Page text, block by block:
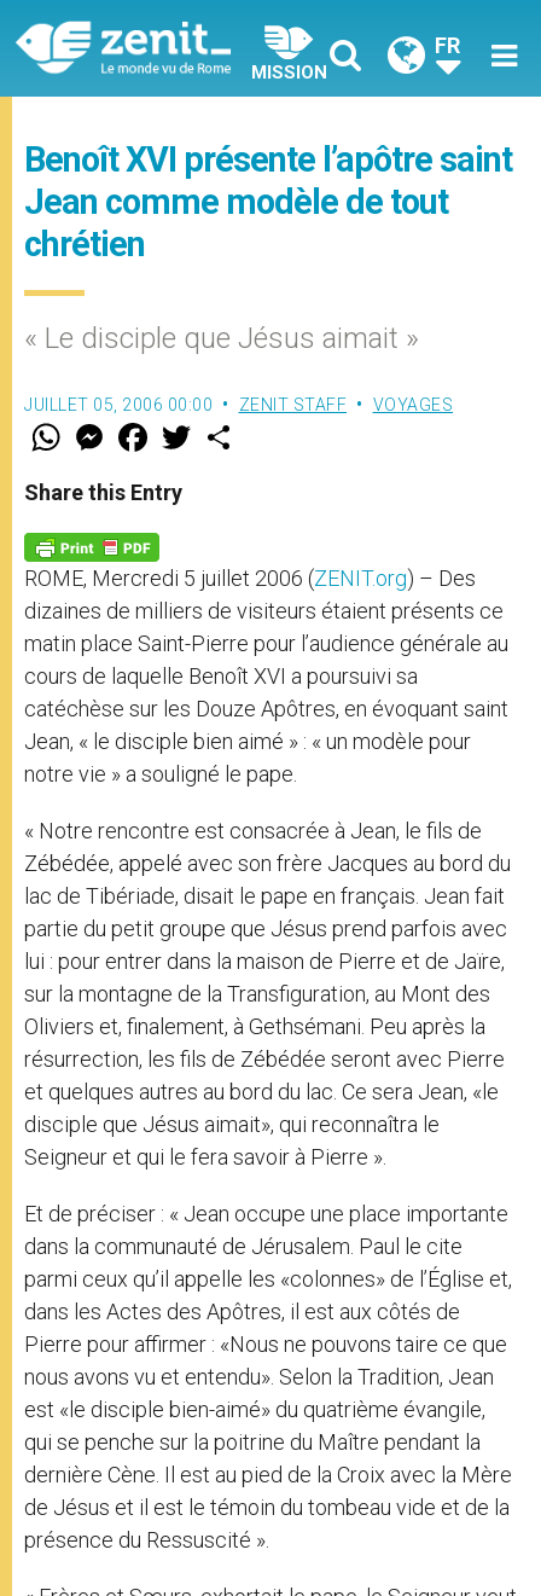
MISSION
FR
Benoît XVI présente l’apôtre saint
Jean comme modèle de tout
chrétien
« Le disciple que Jésus aimait »
JUILLET 05, 2006 00:00 ZENIT STAFF VOYAGES
W
t
s
p
p
M
e
s
e
g
e
r
F
a
e
b
o
k
w
Share this Entry
ROME, Mercredi 5 juillet 2006 (ZENIT.org) – Des
dizaines de milliers de visiteurs étaient présents ce
matin place Saint-Pierre pour l’audience générale au
cours de laquelle Benoît XVI a poursuivi sa
catéchèse sur les Douze Apôtres, en évoquant saint
Jean, « le disciple bien aimé » : « un modèle pour
notre vie » a souligné le pape.
« Notre rencontre est consacrée à Jean, le fils de
Zébédée, appelé avec son frère Jacques au bord du
lac de Tibériade, disait le pape en français. Jean fait
partie du petit groupe que Jésus prend parfois avec
lui : pour entrer dans la maison de Pierre et de Jaïre,
sur la montagne de la Transfiguration, au Mont des
Oliviers et, finalement, à Gethsémani. Peu après la
résurrection, les fils de Zébédée seront avec Pierre
et quelques autres au bord du lac. Ce sera Jean, «le
disciple que Jésus aimait», qui reconnaîtra le
Seigneur et qui le fera savoir à Pierre ».
Et de préciser : « Jean occupe une place importante
dans la communauté de Jérusalem. Paul le cite
parmi ceux qu’il appelle les «colonnes» de l’Église et,
dans les Actes des Apôtres, il est aux côtés de
Pierre pour affirmer : «Nous ne pouvons taire ce que
nous avons vu et entendu». Selon la Tradition, Jean
est «le disciple bien-aimé» du quatrième évangile,
qui se penche sur la poitrine du Maître pendant la
dernière Cène. Il est au pied de la Croix avec la Mère
de Jésus et il est le témoin du tombeau vide et de la
présence du Ressuscité ».